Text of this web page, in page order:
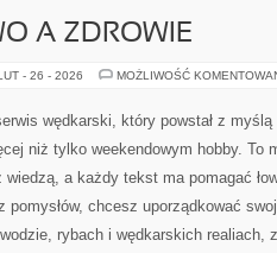
A ZDROWIE
- 26 - 2026 MOŻLIWOŚĆ
wędkarski, który powstał z
niż tylko weekendowym hobby. To
wiedzą, a każdy tekst ma pomagać
chcesz uporządkować
rybach i wędkarskich realiach,